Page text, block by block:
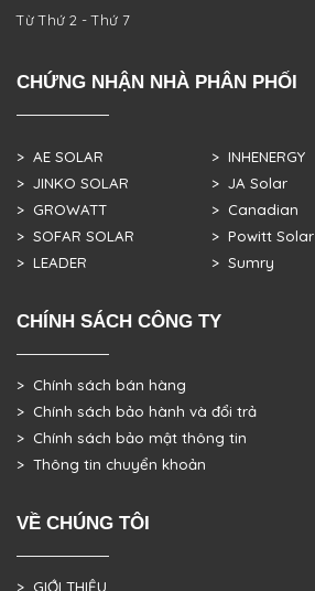
Từ Thứ 2 - Thứ 7
CHỨNG NHẬN NHÀ PHÂN PHỐI
> AE SOLAR
> JINKO SOLAR
> GROWATT
> SOFAR SOLAR
> LEADER
> INHENERGY
> JA Solar
> Canadian
> Powitt Solar
> Sumry
CHÍNH SÁCH CÔNG TY
> Chính sách bán hàng
> Chính sách bảo hành và đổi trả
> Chính sách bảo mật thông tin
> Thông tin chuyển khoản
VỀ CHÚNG TÔI
> GIỚI THIỆU